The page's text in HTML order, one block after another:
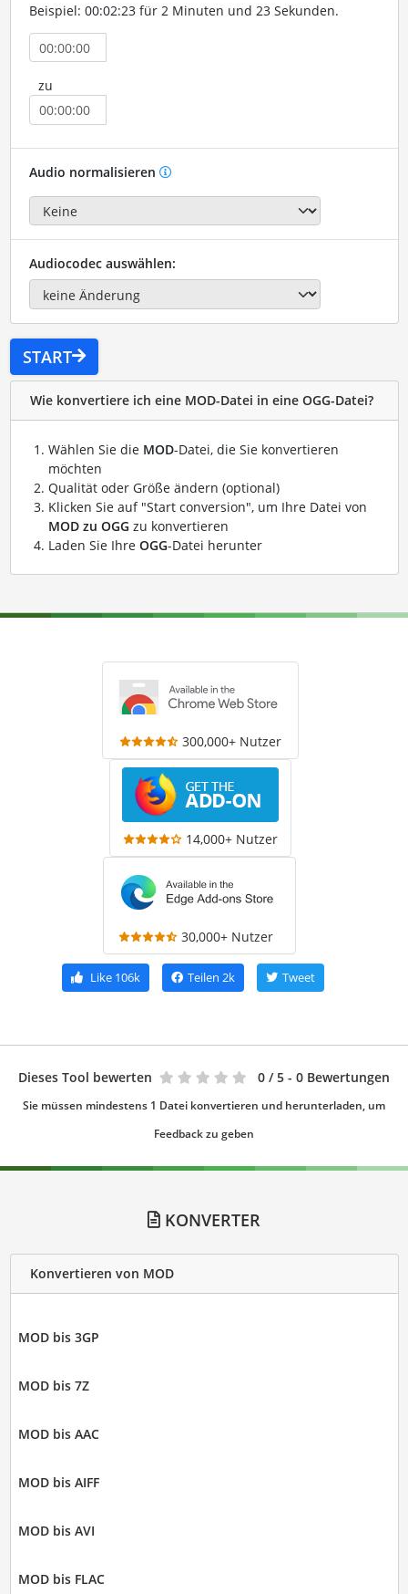
Beispiel: 00:02:23 für 2 Minuten und 23 Sekunden.
zu
Audio normalisieren
Audiocodec auswählen:
START
Wie konvertiere ich eine MOD-Datei in eine OGG-Datei?
Wählen Sie die MOD-Datei, die Sie konvertieren
möchten
Qualität oder Größe ändern (optional)
Klicken Sie auf "Start conversion", um Ihre Datei von
MOD zu OGG zu konvertieren
Laden Sie Ihre OGG-Datei herunter
300,000+ Nutzer
14,000+ Nutzer
30,000+ Nutzer
Like 106k Teilen 2k Tweet
Dieses Tool bewerten 0 / 5 - 0 Bewertungen
Sie müssen mindestens 1 Datei konvertieren und herunterladen, um
Feedback zu geben
KONVERTER
Konvertieren von MOD
MOD bis 3GP
MOD bis 7Z
MOD bis AAC
MOD bis AIFF
MOD bis AVI
MOD bis FLAC